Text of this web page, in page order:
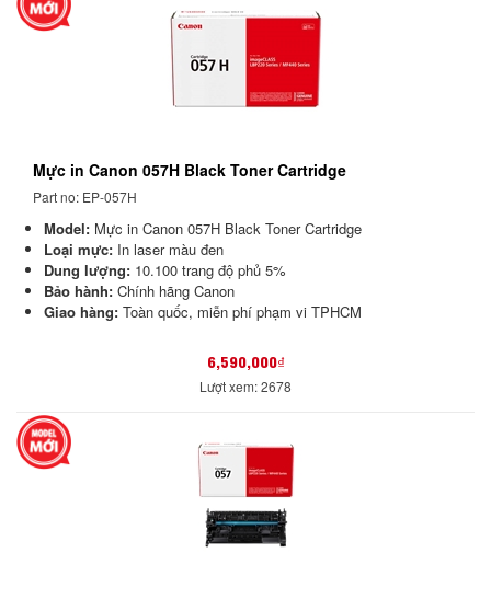
Mực in Canon 057H Black Toner Cartridge
Part no: EP-057H
Model: Mực in Canon 057H Black Toner Cartridge
Loại mực: In laser màu đen
Dung lượng: 10.100 trang độ phủ 5%
Bảo hành: Chính hãng Canon
Giao hàng: Toàn quốc, miễn phí phạm vi TPHCM
6,590,000₫
Lượt xem: 2678